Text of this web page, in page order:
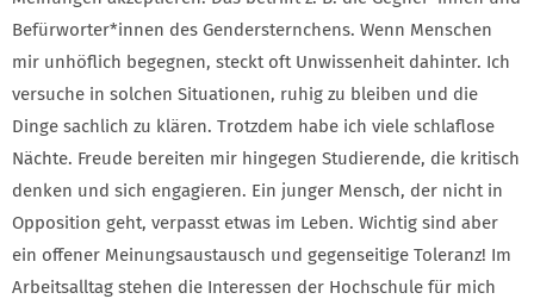
Befürworter*innen des Gendersternchens. Wenn Menschen
mir unhöflich begegnen, steckt oft Unwissenheit dahinter. Ich
versuche in solchen Situationen, ruhig zu bleiben und die
Dinge sachlich zu klären. Trotzdem habe ich viele schlaflose
Nächte. Freude bereiten mir hingegen Studierende, die kritisch
denken und sich engagieren. Ein junger Mensch, der nicht in
Opposition geht, verpasst etwas im Leben. Wichtig sind aber
ein offener Meinungsaustausch und gegenseitige Toleranz! Im
Arbeitsalltag stehen die Interessen der Hochschule für mich